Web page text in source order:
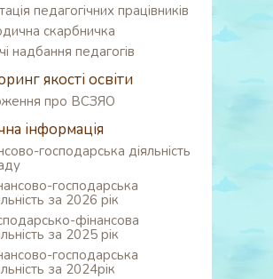
педагогічних працівників
скарбничка
надбання педагогів
якості освіти
про ВСЗЯО
інформація
господарська діяльність
господарська
за 2026 рік
фінансова
за 2025 рік
господарська
за 2024рік